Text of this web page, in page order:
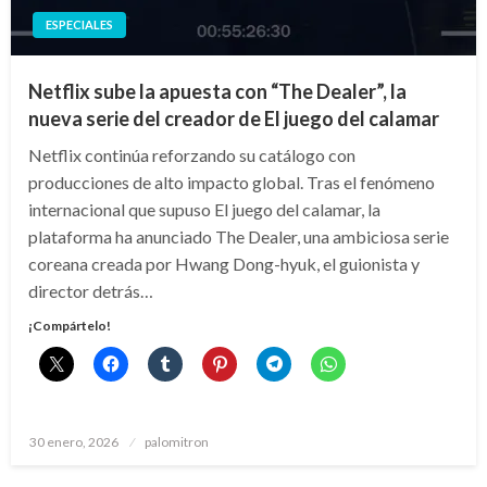
ESPECIALES
Netflix sube la apuesta con “The Dealer”, la
nueva serie del creador de El juego del calamar
Netflix continúa reforzando su catálogo con
producciones de alto impacto global. Tras el fenómeno
internacional que supuso El juego del calamar, la
plataforma ha anunciado The Dealer, una ambiciosa serie
coreana creada por Hwang Dong-hyuk, el guionista y
director detrás…
¡Compártelo!
Publicado
30 enero, 2026 palomitron